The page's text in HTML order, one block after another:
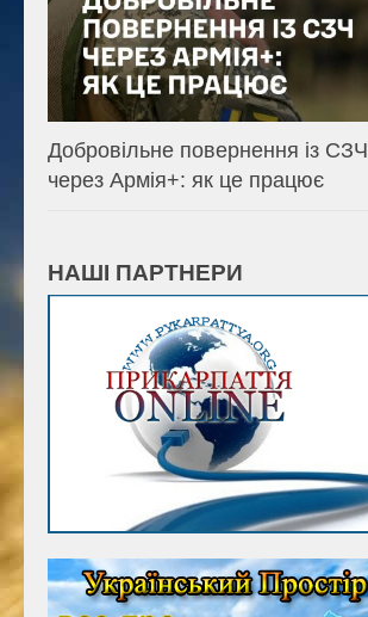
Добровільне повернення із СЗЧ
через Армія+: як це працює
НАШІ ПАРТНЕРИ